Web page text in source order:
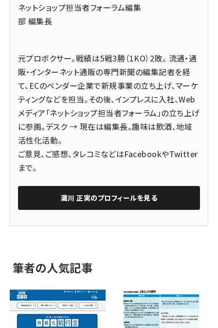
ネットショップ担当者フォーラム編集
部 編集長
元プロボクサー。戦績は5戦3勝（1KO）2敗。 流通・通
販・インターネット通販の専門新聞の編集記者を経
て、ECのベンダー企業で新規事業の立ち上げ、マーケ
ティングなどを担当。その後、インプレスに入社、Web
メディア「ネットショップ担当者フォーラム」の立ち上げ
に参画。デスク → 現在は編集長。趣味は飲酒、地域
活性化活動。
ご意見、ご感想、タレコミなどはFacebookやTwitter
まで。
瀧川 正実のプロフィールを見る
筆者の人気記事